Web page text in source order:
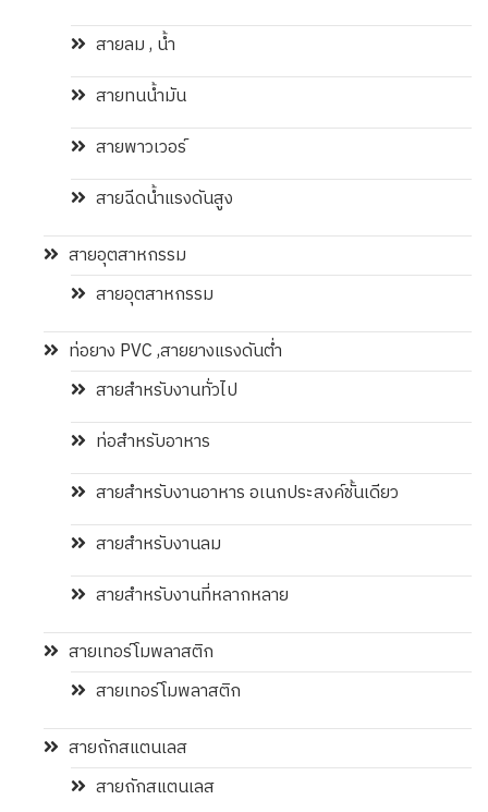
สายลม , น้ำ
สายทนน้ำมัน
สายพาวเวอร์
สายฉีดน้ำแรงดันสูง
สายอุตสาหกรรม
สายอุตสาหกรรม
ท่อยาง PVC ,สายยางแรงดันต่ำ
สายสำหรับงานทั่วไป
ท่อสำหรับอาหาร
สายสำหรับงานอาหาร อเนกประสงค์ชั้นเดียว
สายสำหรับงานลม
สายสำหรับงานที่หลากหลาย
สายเทอร์โมพลาสติก
สายเทอร์โมพลาสติก
สายถักสแตนเลส
สายถักสแตนเลส